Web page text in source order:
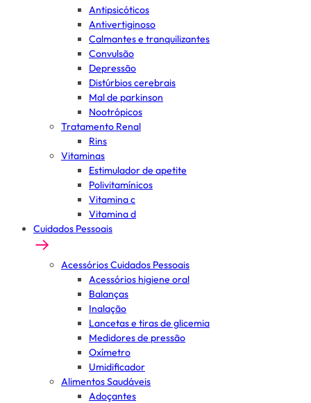
Antipsicóticos
Antivertiginoso
Calmantes e tranquilizantes
Convulsão
Depressão
Distúrbios cerebrais
Mal de parkinson
Nootrópicos
Tratamento Renal
Rins
Vitaminas
Estimulador de apetite
Polivitamínicos
Vitamina c
Vitamina d
Cuidados Pessoais
Acessórios Cuidados Pessoais
Acessórios higiene oral
Balanças
Inalação
Lancetas e tiras de glicemia
Medidores de pressão
Oxímetro
Umidificador
Alimentos Saudáveis
Adoçantes